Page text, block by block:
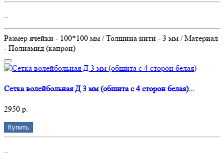
Размер ячейки - 100*100 мм / Толщина нити - 3 мм / Материал
- Полиамид (капрон)
Сетка волейбольная Д 3 мм (обшита с 4 сторон белая)...
2950 р.
Купить
..